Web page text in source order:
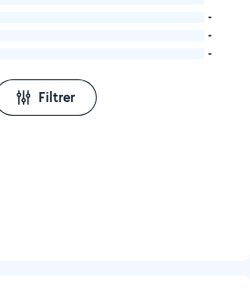
-
-
-
Filtrer